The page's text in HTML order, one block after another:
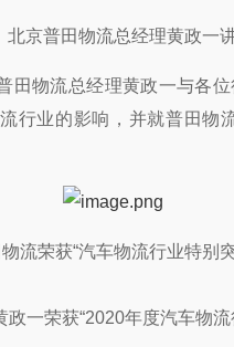
普田物流总经理黄政一
物流总经理黄政一与各位
行业的影响，并就普田物
荣获“汽车物流行业特别突
荣获“2020年度汽车物流